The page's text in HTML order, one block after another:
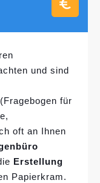
und sind
(Fragebogen für
oft an Ihnen
Erstellung
Papierkram.